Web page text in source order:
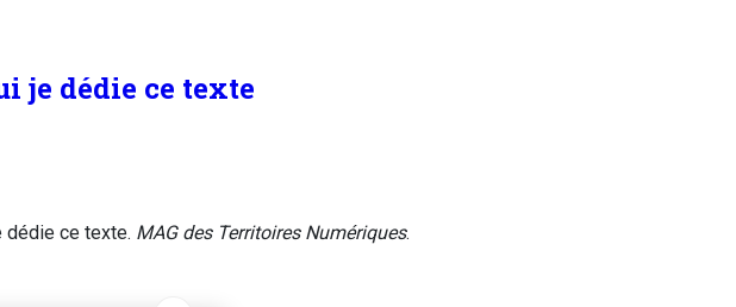
je dédie ce texte
dédie ce texte. MAG des Territoires Numériques.